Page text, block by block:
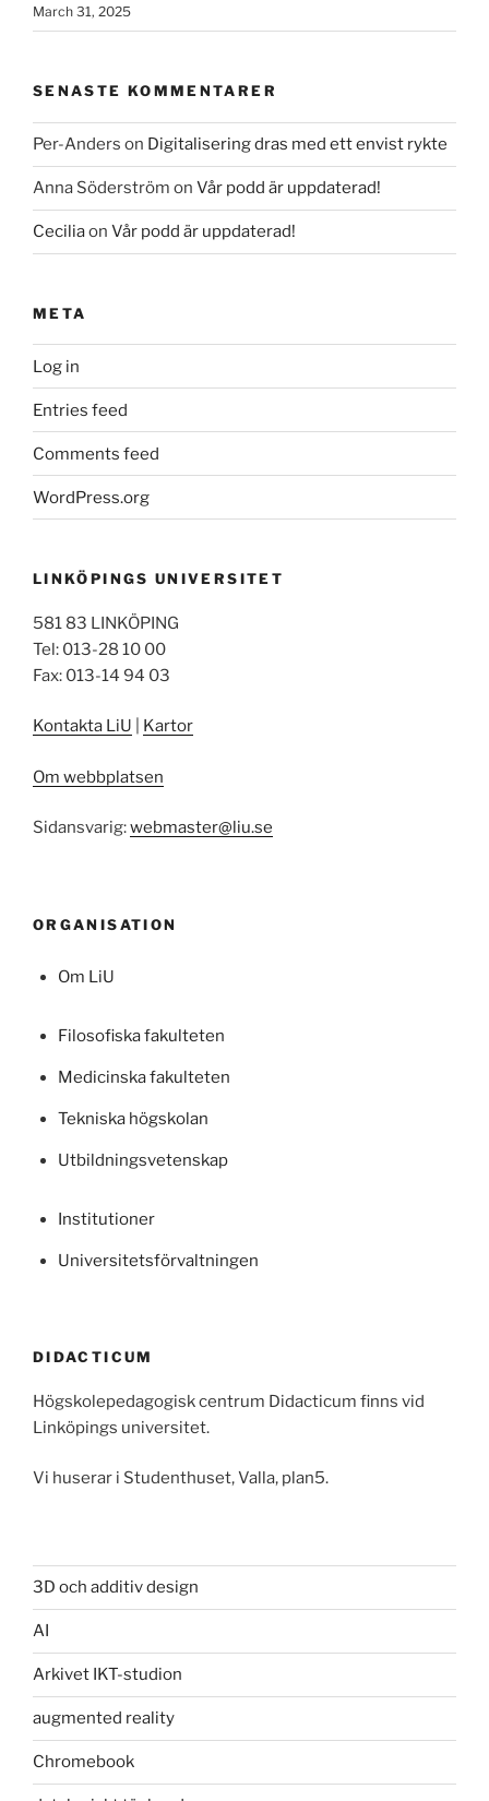
March 31, 2025
SENASTE KOMMENTARER
Per-Anders on Digitalisering dras med ett envist rykte
Anna Söderström on Vår podd är uppdaterad!
Ceciliaon Vår podd är uppdaterad!
META
Log in
Entries feed
Comments feed
WordPress.org
LINKÖPINGS UNIVERSITET
581 83 LINKÖPING
Tel: 013-28 10 00
Fax: 013-14 94 03
Kontakta LiU Kartor
Om webbplatsen
Sidansvarig:webmaster@liu.se
ORGANISATION
Om LiU
Filosofiska fakulteten
Medicinska fakulteten
Tekniska högskolan
Utbildningsvetenskap
Institutioner
Universitetsförvaltningen
DIDACTICUM
Högskolepedagogisk centrum Didacticum finns vid
Linköpings universitet.
Vi huserar i Studenthuset, Valla, plan5.
3D och additiv design
AI
Arkivet IKT-studion
augmented reality
Chromebook